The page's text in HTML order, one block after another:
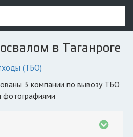
в Таганроге
(ТБО)
фотографиями